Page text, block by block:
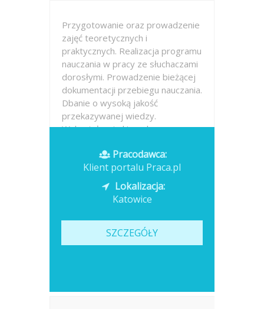
Przygotowanie oraz prowadzenie
zajęć teoretycznych i
praktycznych. Realizacja programu
nauczania w pracy ze słuchaczami
dorosłymi. Prowadzenie bieżącej
dokumentacji przebiegu nauczania.
Dbanie o wysoką jakość
przekazywanej wiedzy.
Wykształcenie kierunkowe...
Opublikowano: dzisiajPracodawca:
Klient portalu Praca.pl
Lokalizacja:
Katowice
SZCZEGÓŁY